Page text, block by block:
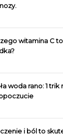
witamina C
woda rano: 1
i ból to